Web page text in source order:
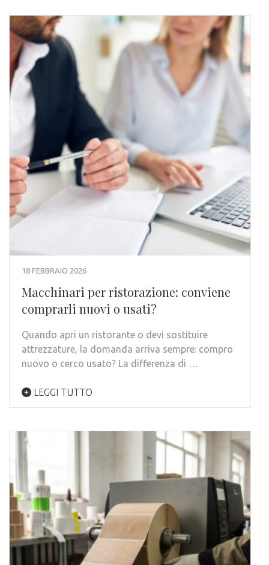
18 FEBBRAIO 2026
Macchinari per ristorazione: conviene
comprarli nuovi o usati?
Quando apri un ristorante o devi sostituire
attrezzature, la domanda arriva sempre: compro
nuovo o cerco usato? La differenza di …
LEGGI TUTTO